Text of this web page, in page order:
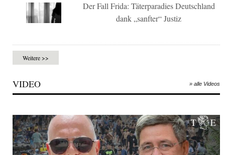
Der Fall Frida: Täterparadies Deutschland
dank „sanfter“ Justiz
Weitere >>
VIDEO » alle Videos